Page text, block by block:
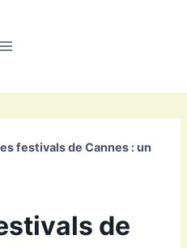
festivals de Cannes : un
de